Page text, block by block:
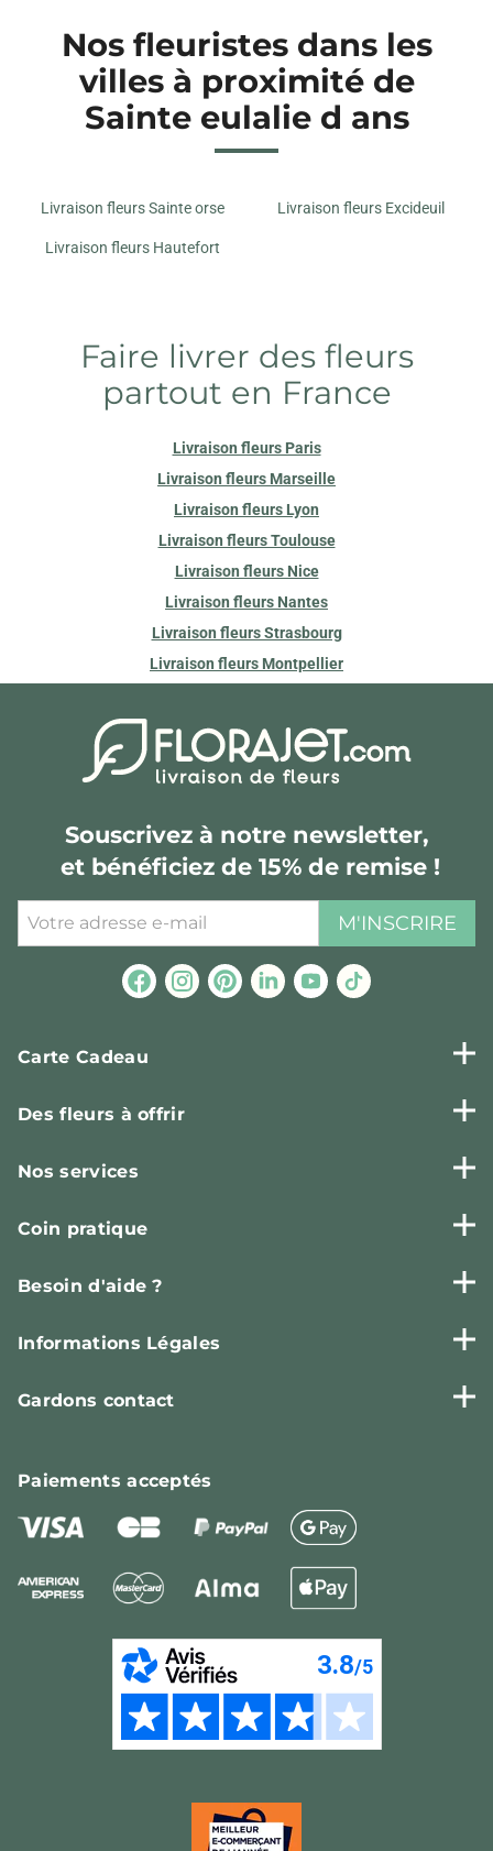
Nos fleuristes dans les
villes à proximité de
Sainte eulalie d ans
Livraison fleurs Sainte orse Livraison fleurs Excideuil
Livraison fleurs Hautefort
Faire livrer des fleurs
partout en France
Livraison fleurs Paris
Livraison fleurs Marseille
Livraison fleurs Lyon
Livraison fleurs Toulouse
Livraison fleurs Nice
Livraison fleurs Nantes
Livraison fleurs Strasbourg
Livraison fleurs Montpellier
Souscrivez à notre newsletter,
et bénéficiez de 15% de remise !
M'INSCRIRE
Carte Cadeau
Des fleurs à offrir
Nos services
Coin pratique
Besoin d'aide ?
Informations Légales
Gardons contact
Paiementsacceptés